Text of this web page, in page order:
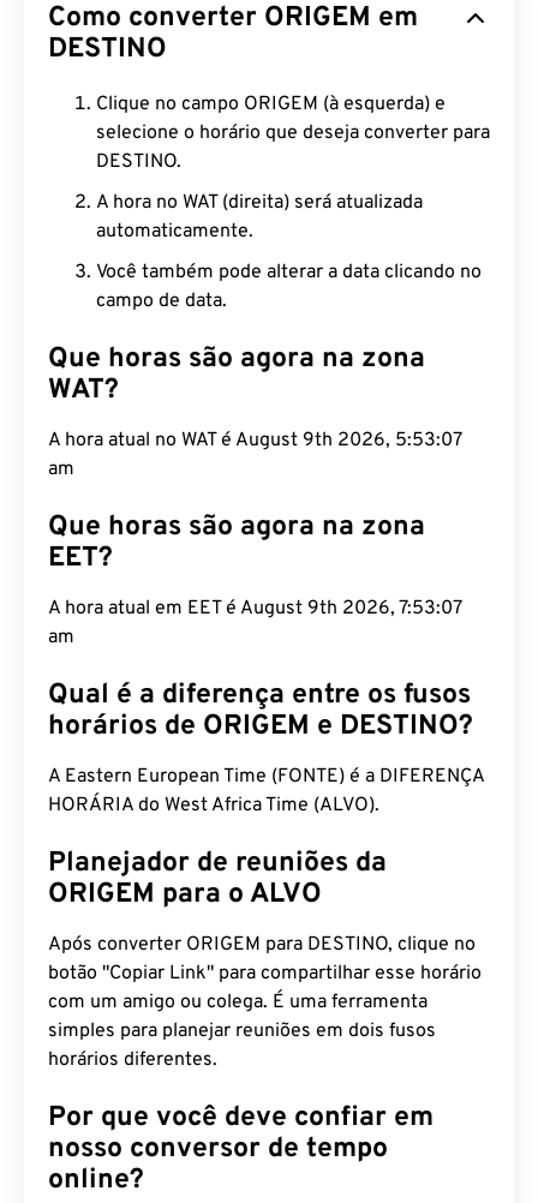
Como converter ORIGEM em
DESTINO
Clique no campo ORIGEM (à esquerda) e
selecione o horário que deseja converter para
DESTINO.
A hora no WAT (direita) será atualizada
automaticamente.
Você também pode alterar a data clicando no
campo de data.
Que horas são agora na zona
WAT?
A hora atual no WAT é August 9th 2026, 5:53:08
am
Que horas são agora na zona
EET?
A hora atual em EET é August 9th 2026, 7:53:08
am
Qual é a diferença entre os fusos
horários de ORIGEM e DESTINO?
A Eastern European Time (FONTE) é a DIFERENÇA
HORÁRIA do West Africa Time (ALVO).
Planejador de reuniões da
ORIGEM para o ALVO
Após converter ORIGEM para DESTINO, clique no
botão "Copiar Link" para compartilhar esse horário
com um amigo ou colega. É uma ferramenta
simples para planejar reuniões em dois fusos
horários diferentes.
Por que você deve confiar em
nosso conversor de tempo
online?